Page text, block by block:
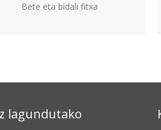
Bete eta bidali fitxa
lagundutako